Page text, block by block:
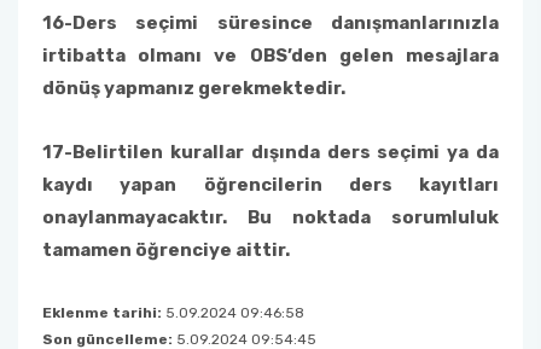
16-Ders seçimi süresince danışmanlarınızla
irtibatta olmanı ve OBS’den gelen mesajlara
dönüş yapmanız gerekmektedir.
17-Belirtilen kurallar dışında ders seçimi ya da
kaydı yapan öğrencilerin ders kayıtları
onaylanmayacaktır. Bu noktada sorumluluk
tamamen öğrenciye aittir.
Eklenme tarihi: 5.09.2024 09:46:58
Son güncelleme: 5.09.2024 09:54:45